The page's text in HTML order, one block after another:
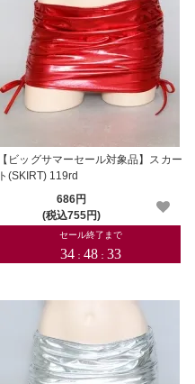
【ビッグサマーセール対象品】スカー
ト(SKIRT) 119rd
686円
(税込755円)